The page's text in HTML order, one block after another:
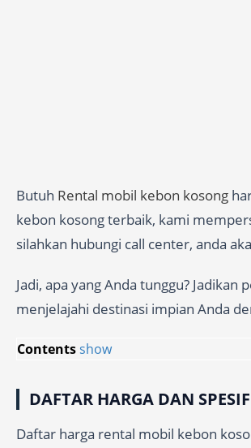
Butuh Rental mobil kebon kosong
kebon kosong terbaik, kami
silahkan hubungi call center, anda
Jadi, apa yang Anda tunggu?
menjelajahi destinasi impian Anda
Contentsshow
DAFTAR HARGA DAN
Daftar harga rental mobil kebon